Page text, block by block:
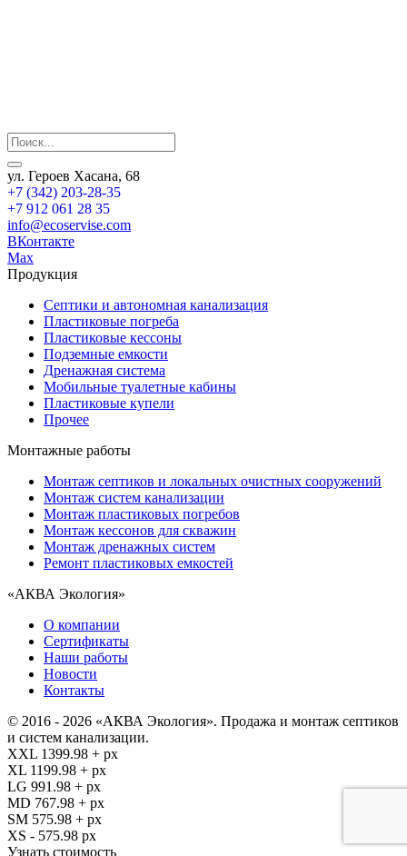
ул. Героев Хасана, 68
+7 (342) 203-28-35
+7 912 061 28 35
info@ecoservise.com
ВКонтакте
Мах
Продукция
Септики и автономная канализация
Пластиковые погреба
Пластиковые кессоны
Подземные емкости
Дренажная система
Мобильные туалетные кабины
Пластиковые купели
Прочее
Монтажные работы
Монтаж септиков и локальных очистных сооружений
Монтаж систем канализации
Монтаж пластиковых погребов
Монтаж кессонов для скважин
Монтаж дренажных систем
Ремонт пластиковых емкостей
«АКВА Экология»
О компании
Сертификаты
Наши работы
Новости
Контакты
© 2016 - 2026 «АКВА Экология». Продажа и монтаж септиков
и систем канализации.
XXL 1399.98 + px
XL 1199.98 + px
LG 991.98 + px
MD 767.98 + px
SM 575.98 + px
XS - 575.98 px
Узнать стоимость